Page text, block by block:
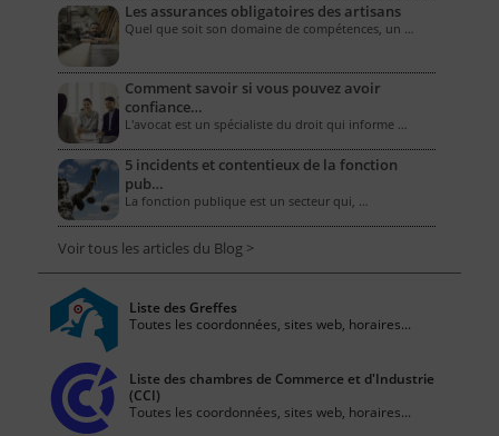
Les assurances obligatoires des artisans
Quel que soit son domaine de compétences, un …
Comment savoir si vous pouvez avoir
confiance…
L'avocat est un spécialiste du droit qui informe …
5 incidents et contentieux de la fonction
pub…
La fonction publique est un secteur qui, …
Voir tous les articles du Blog >
Liste des Greffes
Toutes les coordonnées, sites web, horaires...
Liste des chambres de Commerce et d'Industrie
(CCI)
Toutes les coordonnées, sites web, horaires...